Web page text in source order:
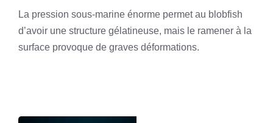
La pression sous-marine énorme permet au blobfish
d’avoir une structure gélatineuse, mais le ramener à la
surface provoque de graves déformations.